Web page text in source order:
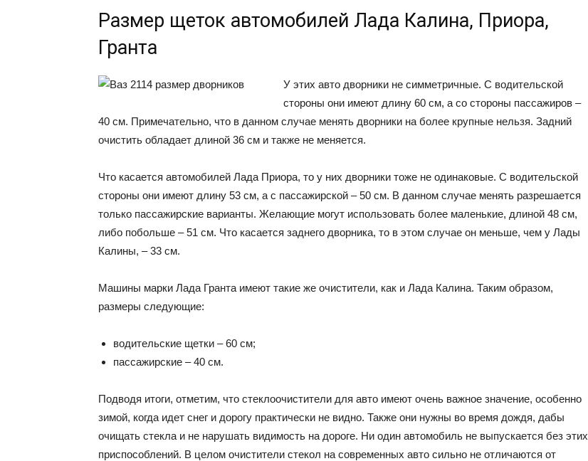
Размер щеток автомобилей Лада Калина, Приора,
Гранта
У этих авто дворники не симметричные. С водительской
стороны они имеют длину 60 см, а со стороны пассажиров –
40 см. Примечательно, что в данном случае менять дворники на более крупные нельзя. Задний
очистить обладает длиной 36 см и также не меняется.
Что касается автомобилей Лада Приора, то у них дворники тоже не одинаковые. С водительской
стороны они имеют длину 53 см, а с пассажирской – 50 см. В данном случае менять разрешается
только пассажирские варианты. Желающие могут использовать более маленькие, длиной 48 см,
либо побольше – 51 см. Что касается заднего дворника, то в этом случае он меньше, чем у Лады
Калины, – 33 см.
Машины марки Лада Гранта имеют такие же очистители, как и Лада Калина. Таким образом,
размеры следующие:
водительские щетки – 60 см;
пассажирские – 40 см.
Подводя итоги, отметим, что стеклоочистители для авто имеют очень важное значение, особенно
зимой, когда идет снег и дорогу практически не видно. Также они нужны во время дождя, дабы
очищать стекла и не нарушать видимость на дороге. Ни один автомобиль не выпускается без этих
приспособлений. В целом очистители стекол на современных авто сильно не отличаются от